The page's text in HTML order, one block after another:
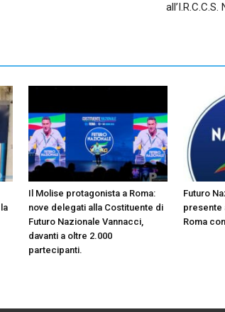
Il Molise protagonista a Roma:
nove delegati alla Costituente di
Futuro Nazionale Vannacci,
davanti a oltre 2.000
partecipanti.
Futuro
presente
Roma